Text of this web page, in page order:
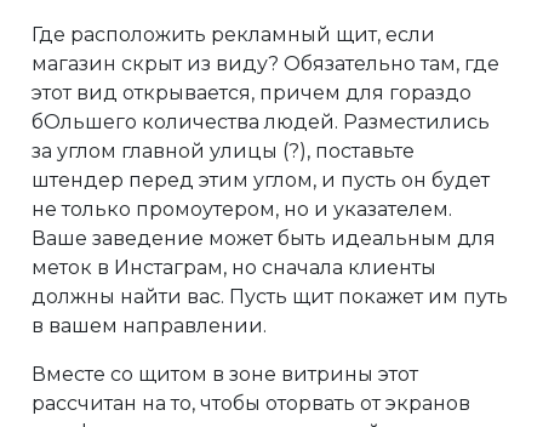
Где расположить рекламный щит, если
магазин скрыт из виду? Обязательно там, где
этот вид открывается, причем для гораздо
бОльшего количества людей. Разместились
за углом главной улицы (?), поставьте
штендер перед этим углом, и пусть он будет
не только промоутером, но и указателем.
Ваше заведение может быть идеальным для
меток в Инстаграм, но сначала клиенты
должны найти вас. Пусть щит покажет им путь
в вашем направлении.
Вместе со щитом в зоне витрины этот
рассчитан на то, чтобы оторвать от экранов